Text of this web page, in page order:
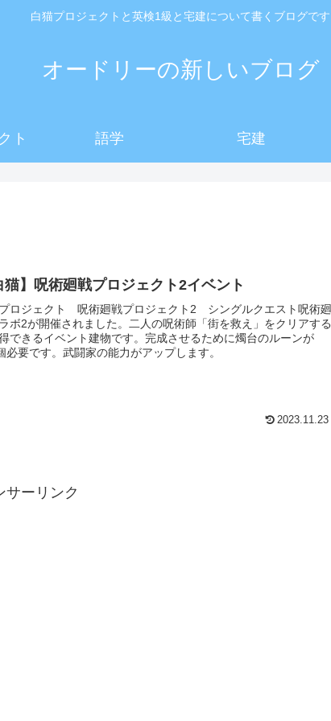
白猫プロジェクトと英検1級と宅建について書くブログです
オードリーの新しいブログ
ト 語学 宅建
猫】呪術廻戦プロジェクト2イベント
ロジェクト 呪術廻戦プロジェクト2 シングルクエスト呪術廻
ボ2が開催されました。二人の呪術師「街を救え」をクリアする
できるイベント建物です。完成させるために燭台のルーンが
必要です。武闘家の能力がアップします。
2023.11.23
サーリンク